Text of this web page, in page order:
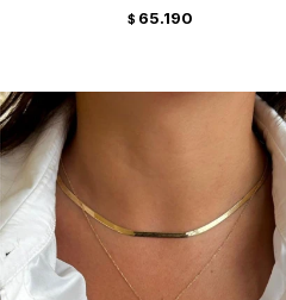
$ 65.190